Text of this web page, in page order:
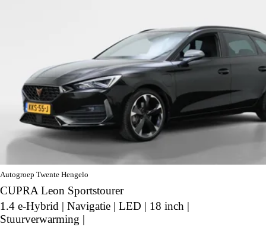
Autogroep Twente Hengelo
CUPRA Leon Sportstourer
1.4 e-Hybrid | Navigatie | LED | 18 inch |
Stuurverwarming |